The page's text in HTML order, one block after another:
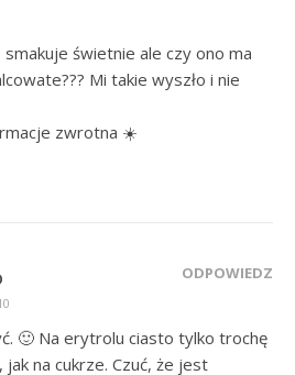
smakuje świetnie ale czy ono ma
Mi takie wyszło i nie
zwrotna ☀️
ODPOWIEDZ
🙂 Na erytrolu ciasto tylko trochę
na cukrze. Czuć, że jest